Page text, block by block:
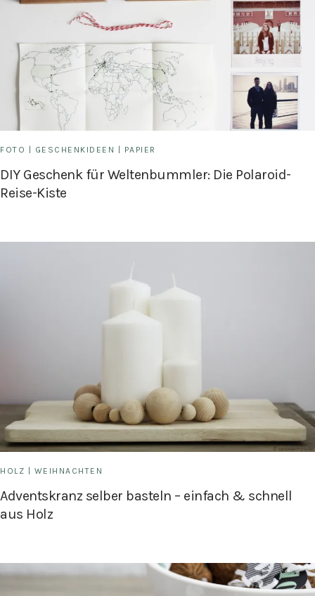
FOTO GESCHENKIDEEN PAPIER
DIY Geschenk für Weltenbummler: Die Polaroid-
Reise-Kiste
HOLZ | WEIHNACHTEN
Adventskranz selber basteln – einfach & schnell
aus Holz